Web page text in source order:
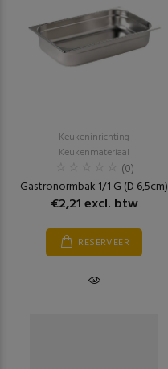
Keukeninrichting
Keukenmateriaal
(0)
Gastronormbak 1/1 G (D 6,5cm)
€2,21 excl. btw
RESERVEER